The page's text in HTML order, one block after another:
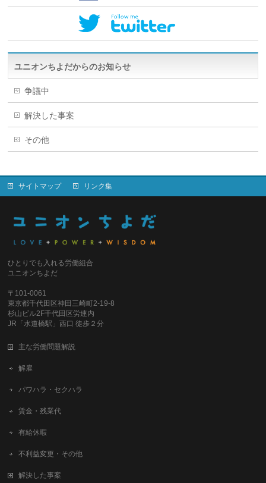
ユニオンちよだからのお知らせ
争議中
解決した事案
その他
サイトマップ リンク集
ひとりでも入れる労働組合
ユニオンちよだ
〒101-0061
東京都千代田区神田三崎町2-19-8
杉山ビル2F千代田区労連内
JR「水道橋駅」西口 徒歩２分
主な労働問題解説
解雇
パワハラ・セクハラ
賃金・残業代
有給休暇
不利益変更・その他
解決した事案